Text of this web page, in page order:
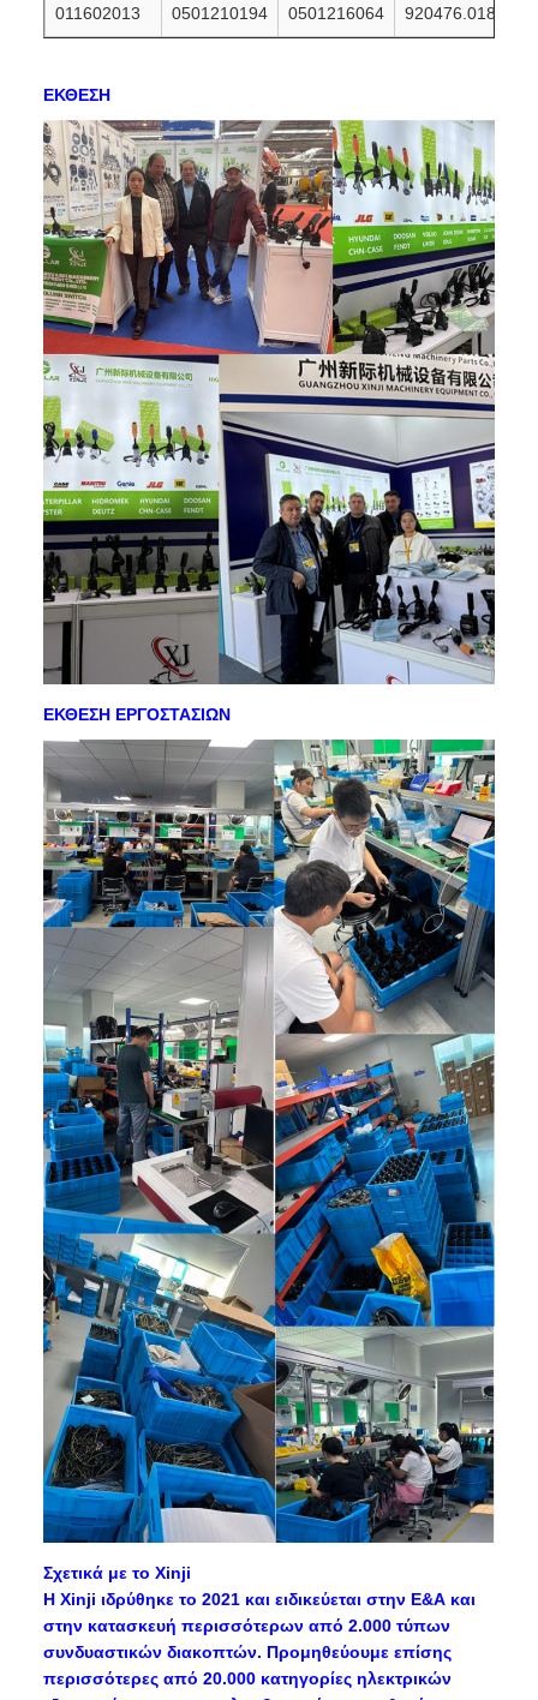
011602013 0501210194 0501216064 920476.018
ΕΚΘΕΣΗ
ΕΚΘΕΣΗ ΕΡΓΟΣΤΑΣΙΩΝ
Σχετικά με το Xinji
Η Xinji ιδρύθηκε το 2021 και ειδικεύεται στην Ε&Α και
στην κατασκευή περισσότερων από 2.000 τύπων
συνδυαστικών διακοπτών. Προμηθεύουμε επίσης
περισσότερες από 20.000 κατηγορίες ηλεκτρικών